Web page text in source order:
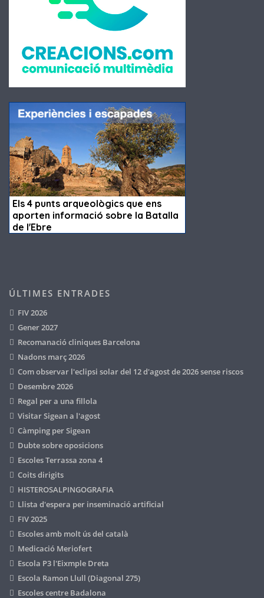
ÚLTIMES ENTRADES
FIV 2026
Gener 2027
Recomanació cliniques Barcelona
Nadons març 2026
Com observar l'eclipsi solar del 12 d'agost de 2026 sense riscos
Desembre 2026
Regal per a una fillola
Visitar Sigean a l'agost
Càmping per Sigean
Dubte sobre oposicions
Escoles Terrassa zona 4
Coits dirigits
HISTEROSALPINGOGRAFIA
Llista d'espera per inseminació artificial
FIV 2025
Escoles amb molt ús del català
Medicació Meriofert
Escola P3 l'Eixmple Dreta
Escola Ramon Llull (Diagonal 275)
Escoles centre Badalona